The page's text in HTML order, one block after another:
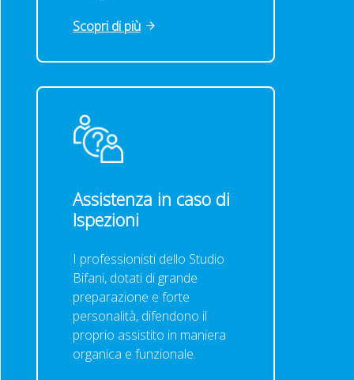
Scopri di più
Assistenza in caso di
Ispezioni
I professionisti dello Studio
Bifani, dotati di grande
preparazione e forte
personalità, difendono il
proprio assistito in maniera
organica e funzionale.